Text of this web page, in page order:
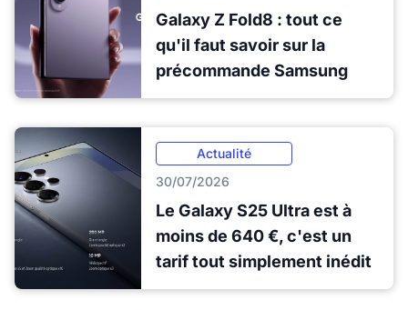
Galaxy Z Fold8 : tout ce
qu'il faut savoir sur la
précommande Samsung
Actualité
30/07/2026
Le Galaxy S25 Ultra est à
moins de 640 €, c'est un
tarif tout simplement inédit